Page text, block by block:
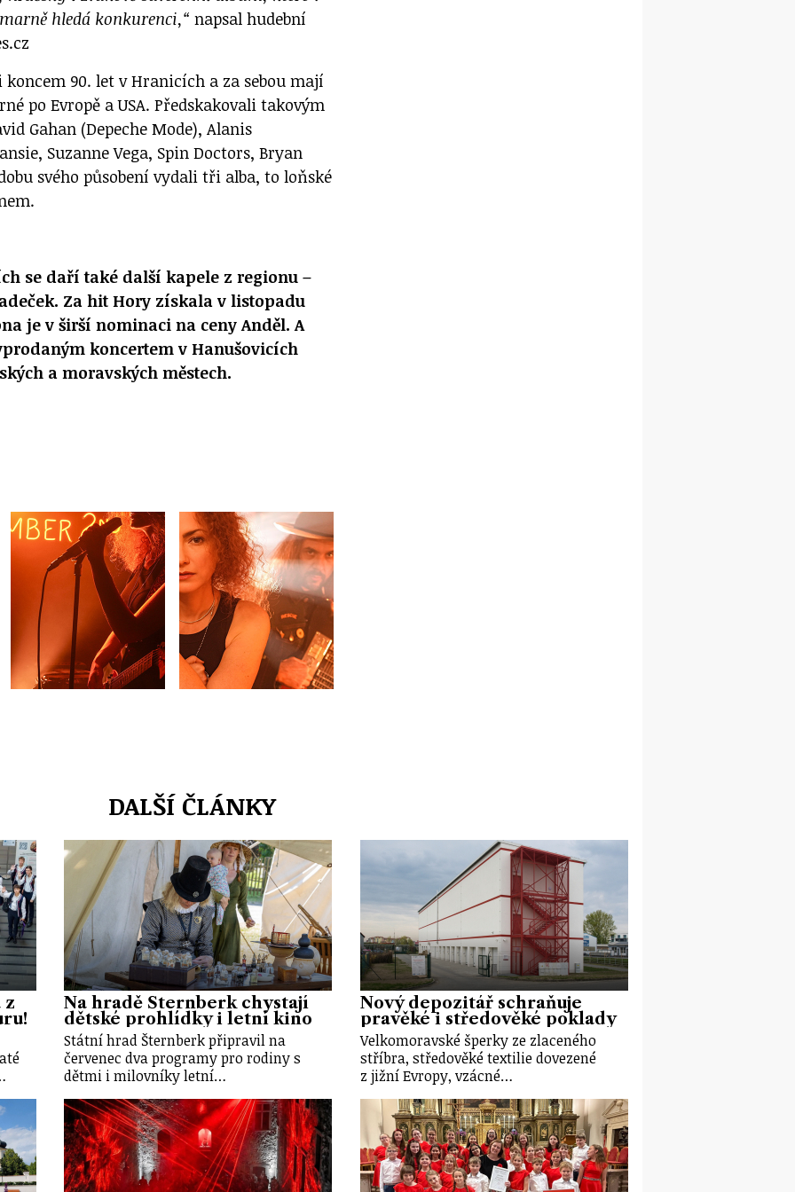
hledá konkurenci,“ napsal hudební
90. let v Hranicích a za sebou mají
po Evropě a USA. Předskakovali takovým
Gahan (Depeche Mode), Alanis
Suzanne Vega, Spin Doctors, Bryan
svého působení vydali tři alba, to loňské
se daří také další kapele z regionu –
Za hit Hory získala v listopadu
je v širší nominaci na ceny Anděl. A
koncertem v Hanušovicích
a moravských městech.
DALŠÍ ČLÁNKY
z
Na hradě Šternberk chystají
dětské prohlídky i letní kino
Státní hrad Šternberk připravil na
červenec dva programy pro rodiny s
dětmi i milovníky letní…
Nový depozitář schraňuje
pravěké i středověké poklady
Velkomoravské šperky ze zlaceného
stříbra, středověké textilie dovezené
z jižní Evropy, vzácné…